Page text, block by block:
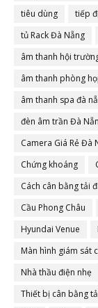
tiêu dùng
tiếp
tủ Rack Đà Nẵng
âm thanh hội
âm thanh phòng
âm thanh spa đà
đèn âm trần Đà
Camera Giá Rẻ Đà
Chứng khoáng
Cách cân bằng tải
Cầu Phong Châu
Hyundai Venue
Màn hình giám sát
Nhà thầu điện nhẹ
Thiết bị cân bằng